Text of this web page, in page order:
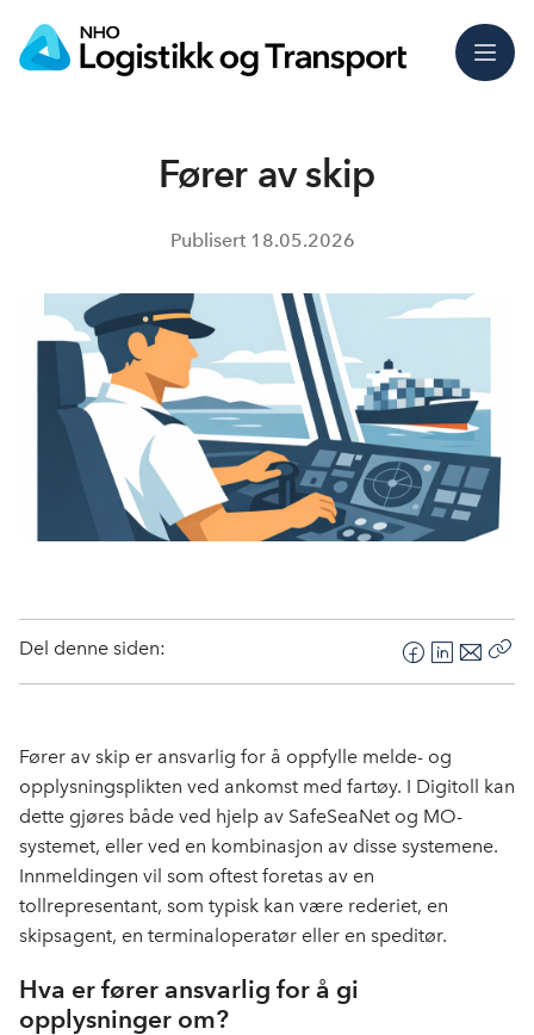
Meny
Fører av skip
Publisert 18.05.2026
Del denne siden:
F
a
e
b
o
L
i
k
e
d
I
E
-
s
Fører av skip er ansvarlig for å oppfylle melde- og
opplysningsplikten ved ankomst med fartøy. I Digitoll kan
dette gjøres både ved hjelp av SafeSeaNet og MO-
systemet, eller ved en kombinasjon av disse systemene.
Innmeldingen vil som oftest foretas av en
tollrepresentant, som typisk kan være rederiet, en
skipsagent, en terminaloperatør eller en speditør.
Hva er fører ansvarlig for å gi
opplysninger om?